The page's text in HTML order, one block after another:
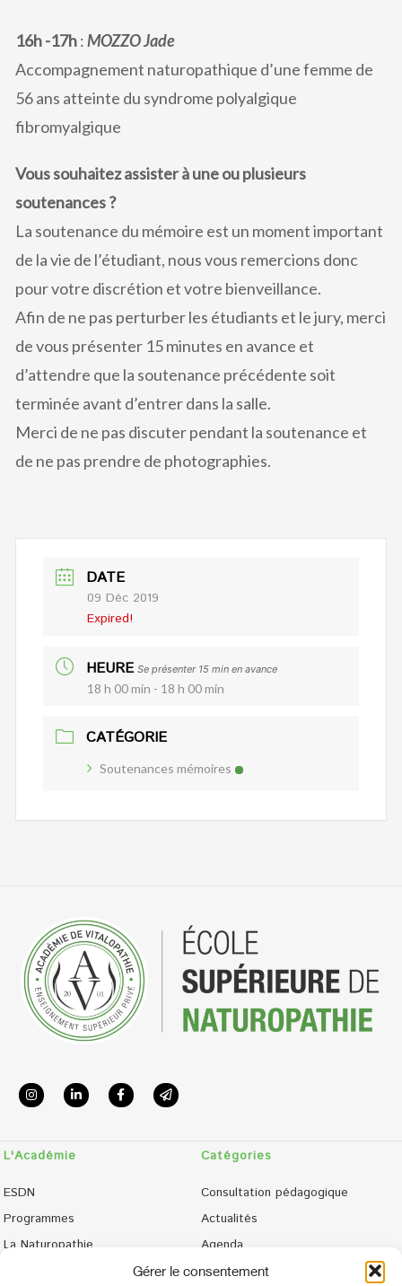
Gérer le consentement
16h -17h:MOZZO Jade
Accompagnement naturopathique d’une femme de
56 ans atteinte du syndrome polyalgique
fibromyalgique
Vous souhaitez assister à une ou plusieurs
soutenances ?
La soutenance du mémoire est un moment important
de la vie de l’étudiant, nous vous remercions donc
pour votre discrétion et votre bienveillance.
Afin de ne pas perturber les étudiants et le jury, merci
de vous présenter 15 minutes en avance et
d’attendre que la soutenance précédente soit
terminée avant d’entrer dans la salle.
Merci de ne pas discuter pendant la soutenance et
de ne pas prendre de photographies.
DATE
09 Déc 2019
Expired!
HEURE Se présenter 15 min en avance
18 h 00 min - 18 h 00 min
CATÉGORIE
Soutenances mémoires
L'Académie
ESDN
Programmes
La Naturopathie
Catégories
Consultation pédagogique
Actualités
Agenda
Phototèque